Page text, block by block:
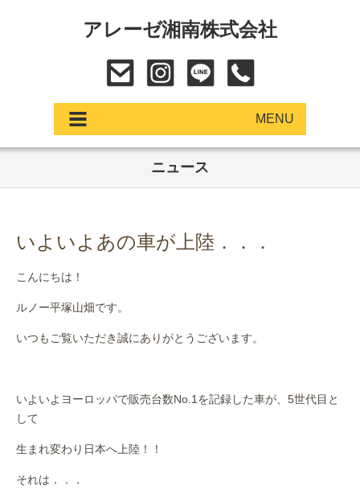
アレーゼ湘南株式会社
MENU
中古車
店舗アクセス
ニュース
いよいよあの車が上陸．．．
こんにちは！
ルノー平塚山畑です。
いつもご覧いただき誠にありがとうございます。
いよいよヨーロッパで販売台数No.1を記録した車が、5世代目と
して
生まれ変わり日本へ上陸！！
それは．．．